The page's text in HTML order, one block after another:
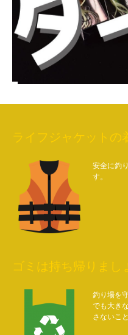
ライフジャケットの
安全に釣
す。
ゴミは持ち帰りまし
釣り場を
でも大き
さないこ